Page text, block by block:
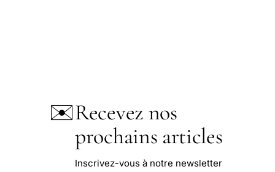
✉️Recevez nos
prochains articles
Inscrivez-vous à notre newsletter